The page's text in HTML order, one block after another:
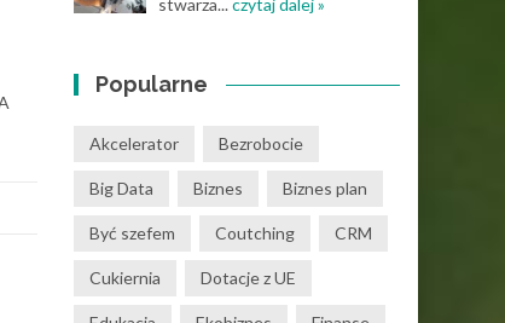
stwarza...czytaj dalej »
Popularne
Akcelerator Bezrobocie
Big Data Biznes Biznes plan
Być szefem Coutching CRM
Cukiernia Dotacje z UE